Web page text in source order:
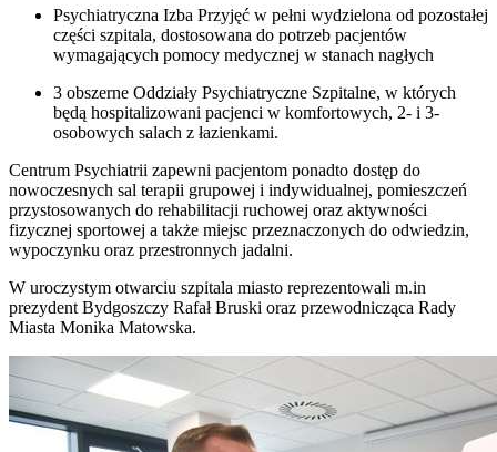
Psychiatryczna Izba Przyjęć w pełni wydzielona od pozostałej
części szpitala, dostosowana do potrzeb pacjentów
wymagających pomocy medycznej w stanach nagłych
3 obszerne Oddziały Psychiatryczne Szpitalne, w których
będą hospitalizowani pacjenci w komfortowych, 2- i 3-
osobowych salach z łazienkami.
Centrum Psychiatrii zapewni pacjentom ponadto dostęp do
nowoczesnych sal terapii grupowej i indywidualnej, pomieszczeń
przystosowanych do rehabilitacji ruchowej oraz aktywności
fizycznej sportowej a także miejsc przeznaczonych do odwiedzin,
wypoczynku oraz przestronnych jadalni.
W uroczystym otwarciu szpitala miasto reprezentowali m.in
prezydent Bydgoszczy Rafał Bruski oraz przewodnicząca Rady
Miasta Monika Matowska.